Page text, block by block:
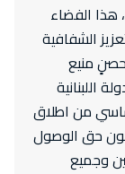
هذا الفضاء
الشفافية
منيع
اللبنانية
من اطلاق
حق الوصول
وجميع